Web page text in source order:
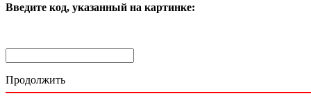
Введите код, указанный на картинке:
Продолжить